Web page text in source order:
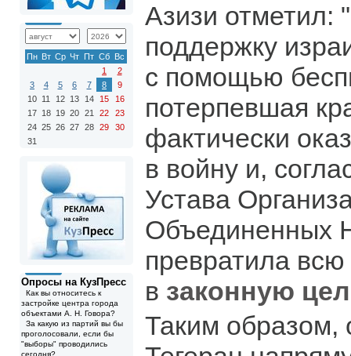
Пн Вт Ср Чт Пт Сб Вс
1
2
3
4 5 6 7 8
9
10 11 12 13 14 15
16
17 18 19 20 21 22
23
24 25 26 27 28 29
30
31
Опросы на КузПресс
Как вы относитесь к
застройке центра города
объектами А. Н. Говора?
За какую из партий вы бы
проголосовали, если бы
"выборы" проводились
сегодня?
Азизи отметил:
поддержку
с помощью
потерпевшая
фактически
в войну и,
Устава
Объединенных
превратила
в законную
Таким